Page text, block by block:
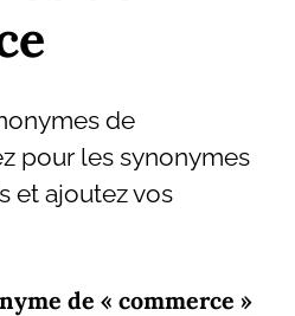
de
pour les synonymes
et ajoutez vos
de « commerce »